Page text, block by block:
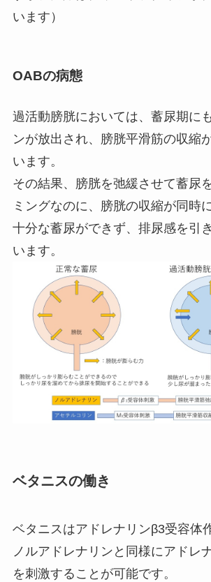
います）
OABの病態
過活動膀胱においては、蓄尿期に
ンが放出され、膀胱平滑筋の収縮
います。
その結果、膀胱を弛緩させて蓄尿
ミングなのに、膀胱の収縮が同時
十分な蓄尿ができず、排尿感を引
います。
ベタニスの働き
ベタニスはアドレナリンβ3受容体
ノルアドレナリンと同様にアドレ
を刺激することが可能です。